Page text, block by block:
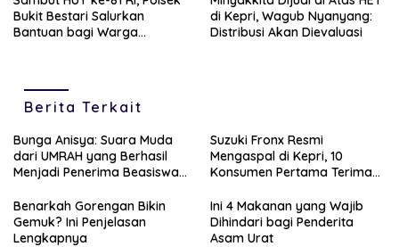
Bukit Bestari Salurkan
Bantuan bagi Warga
di Kepri, Wagub Nyanyang:
Distribusi Akan Dievaluasi
Berita Terkait
Bunga Anisya: Suara Muda
dari UMRAH yang Berhasil
Menjadi Penerima Beasiswa
Suzuki Fronx Resmi
Mengaspal di Kepri, 10
Konsumen Pertama Terima
Benarkah Gorengan Bikin
Gemuk? Ini Penjelasan
Lengkapnya
Ini 4 Makanan yang Wajib
Dihindari bagi Penderita
Asam Urat